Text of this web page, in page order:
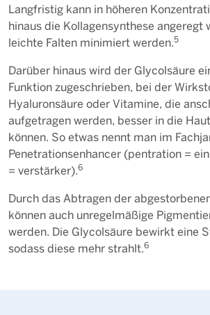
Langfristig kann in höheren
hinaus die Kollagensynthese angeregt
leichte Falten minimiert werden.5
Darüber hinaus wird der Glycolsäure
Funktion zugeschrieben, bei der
Hyaluronsäure oder Vitamine, die
aufgetragen werden, besser in die
können. So etwas nennt man im
Penetrationsenhancer (pentration =
= verstärker).6
Durch das Abtragen der
können auch unregelmäßige
werden. Die Glycolsäure bewirkt eine
sodass diese mehr strahlt.6